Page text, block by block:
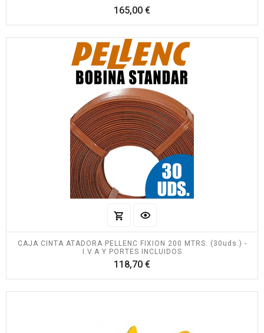
165,00 €Precio
CAJA CINTA ATADORA PELLENC FIXION 200 MTRS. (30uds.) -
I.V.A Y PORTES INCLUIDOS
118,70 €Precio